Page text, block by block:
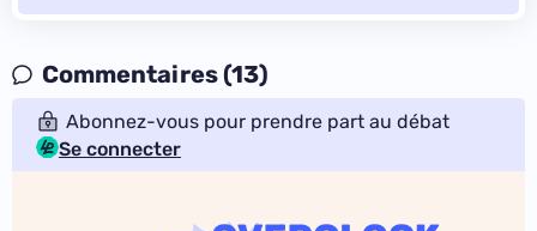
Commentaires (13)
Abonnez-vous pour prendre part au débat
Se connecter